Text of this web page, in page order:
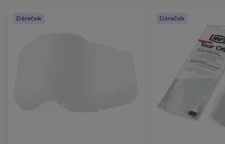
Dáreček Dáreček